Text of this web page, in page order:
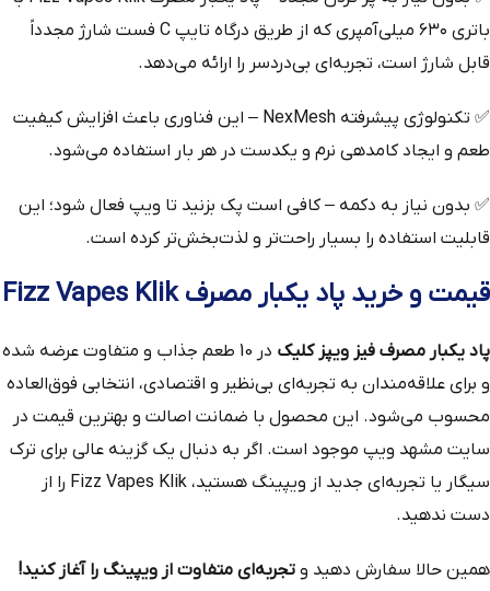
باتری ۶۳۰ میلی‌آمپری که از طریق درگاه تایپ C فست شارژ مجدداً
قابل شارژ است، تجربه‌ای بی‌دردسر را ارائه می‌دهد.
✅ تکنولوژی پیشرفته NexMesh – این فناوری باعث افزایش کیفیت
طعم و ایجاد کامدهی نرم و یکدست در هر بار استفاده می‌شود.
✅ بدون نیاز به دکمه – کافی است پک بزنید تا ویپ فعال شود؛ این
قابلیت استفاده را بسیار راحت‌تر و لذت‌بخش‌تر کرده است.
قیمت و خرید پاد یکبار مصرف Fizz Vapes Klik
پاد یکبار مصرف فیز ویپز کلیک
در 10 طعم جذاب و متفاوت عرضه شده
و برای علاقه‌مندان به تجربه‌ای بی‌نظیر و اقتصادی، انتخابی فوق‌العاده
محسوب می‌شود. این محصول با ضمانت اصالت و بهترین قیمت در
سایت مشهد ویپ موجود است. اگر به دنبال یک گزینه عالی برای ترک
سیگار یا تجربه‌ای جدید از ویپینگ هستید، Fizz Vapes Klik را از
دست ندهید.
همین حالا سفارش دهید و تجربه‌ای متفاوت از ویپینگ را آغاز کنید!